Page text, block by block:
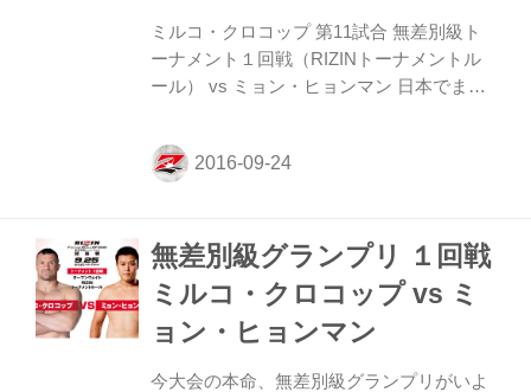
ミルコ・クロコップ 第11試合 無差別級ト
ーナメント１回戦（RIZINトーナメントル
ール） vs ミョン・ヒョンマン 日本でまた
PRIDE、K-1とさいたまスーパーリーナで
戦うのは今回で31回目となる。 RIZINのス
いる。今回の試合に向けてかなりハードな
キャンプを行なってきた。 決して今回の対
戦相手の実力を見下してきてはいけない。
彼は私よりも12歳も若く、パワーもあるか
値というものがあるわけだが。過去に
無差別級グランプリ １回戦
ミルコ・クロコップ vs ミ
ョン・ヒョンマン
今大会の本命、無差別級グランプリがいよ